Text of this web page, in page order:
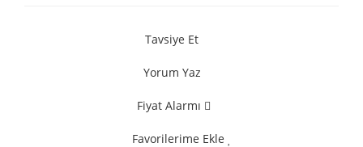
Tavsiye Et
Yorum Yaz
Fiyat Alarmı
Favorilerime Ekle